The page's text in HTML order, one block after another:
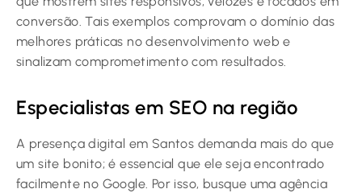
conversão. Tais exemplos comprovam o domínio das
melhores práticas no desenvolvimento web e
sinalizam comprometimento com resultados.
Especialistas em SEO na região
A presença digital em Santos demanda mais do que
um site bonito; é essencial que ele seja encontrado
facilmente no Google. Por isso, busque uma agência